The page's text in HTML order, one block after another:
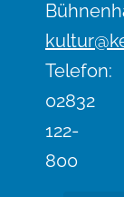
Telefon:
02832
122-
800